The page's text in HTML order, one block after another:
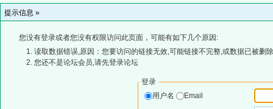
提示信息 »
您没有登录或者您没有权限访问此页面，可能有如下几个原因:
读取数据错误,原因：您要访问的链接无效,可能链接不完整,或数据已被删
您还不是论坛会员,请先登录论坛
登录
用户名
Email